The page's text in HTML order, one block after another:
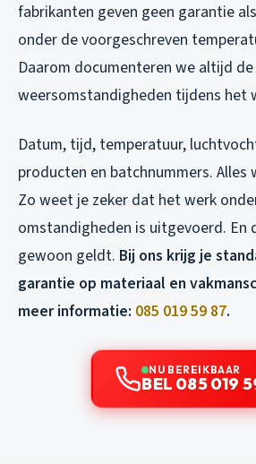
fabrikanten geven geen garantie
onder de voorgeschreven
Daarom documenteren we altijd de
weersomstandigheden tijdens het
Datum, tijd, temperatuur,
producten en batchnummers.
Zo weet je zeker dat het werk
omstandigheden is uitgevoerd. En
gewoon geldt. Bij ons krijg je
garantie op materiaal en
meer informatie: 085 019 59 87.
NU BEREIKBAAR
BEL 085 019